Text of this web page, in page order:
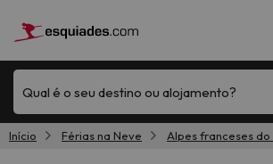
Qual é o seu destino ou alojamento?
Início Férias na Neve Alpes franceses